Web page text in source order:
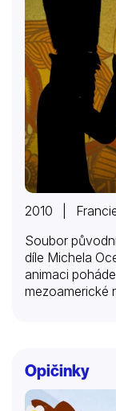
2010 |
Soubor
díle Michela
animaci
mezoamerické
Opičinky